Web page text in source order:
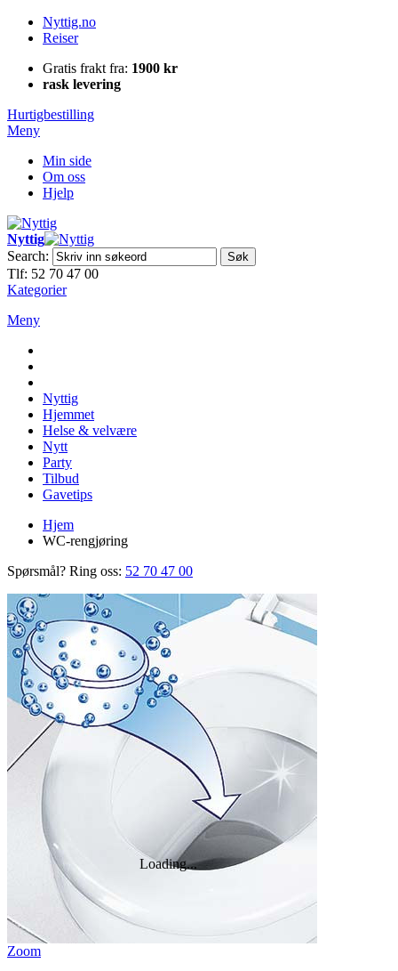
Nyttig.no
Reiser
Gratis frakt fra: 1900 kr
rask levering
Hurtigbestilling
Meny
Min side
Om oss
Hjelp
Nyttig
Search:
Søk
Tlf: 52 70 47 00
Kategorier
Meny
Nyttig
Hjemmet
Helse & velvære
Nytt
Party
Tilbud
Gavetips
Hjem
WC-rengjøring
Spørsmål? Ring oss: 52 70 47 00
Zoom